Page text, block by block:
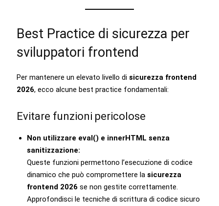
Best Practice di sicurezza per
sviluppatori frontend
Per mantenere un elevato livello di sicurezza frontend
2026, ecco alcune best practice fondamentali:
Evitare funzioni pericolose
Non utilizzare eval() e innerHTML senza
sanitizzazione:
Queste funzioni permettono l’esecuzione di codice
dinamico che può compromettere la sicurezza
frontend 2026 se non gestite correttamente.
Approfondisci le tecniche di scrittura di codice sicuro